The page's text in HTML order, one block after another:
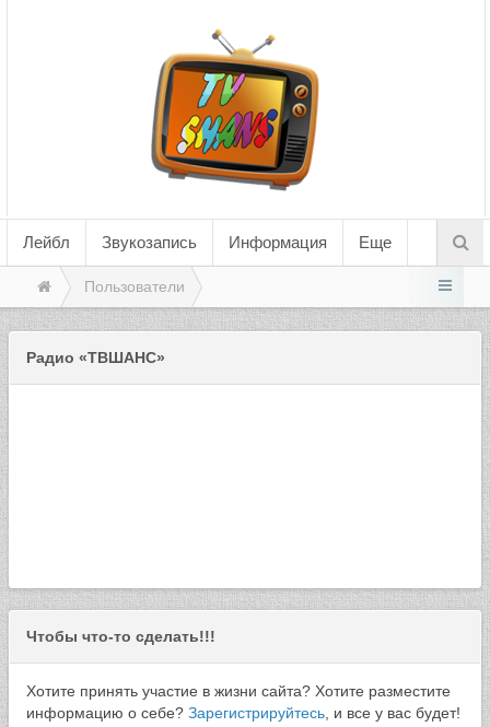
Лейбл Звукозапись Информация Еще
Пользователи
Радио «ТВШАНС»
Чтобы что-то сделать!!!
Хотите принять участие в жизни сайта? Хотите разместите
информацию о себе? Зарегистрируйтесь , и все у вас будет!